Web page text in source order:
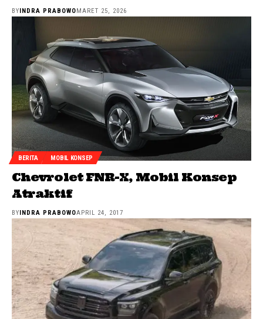
BY INDRA PRABOWO MARET 25, 2026
BERITA MOBIL KONSEP
Chevrolet FNR-X, Mobil Konsep
Atraktif
BY INDRA PRABOWOAPRIL 24, 2017